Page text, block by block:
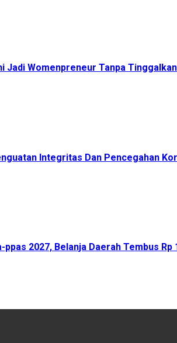
Jadi Womenpreneur Tanpa
Integritas Dan Pencegahan
2027, Belanja Daerah Tembus Rp